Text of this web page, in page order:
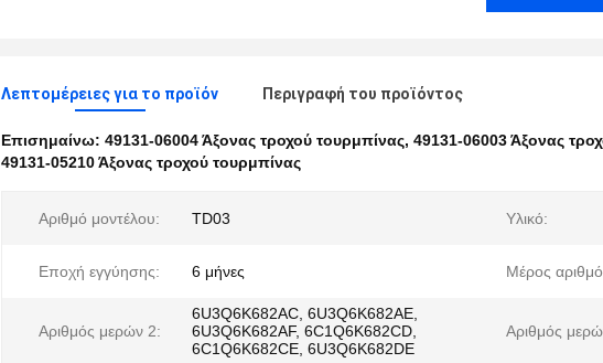
Λεπτομέρειες για το προϊόν Περιγραφή του προϊόντος
Επισημαίνω: 49131-06004 Άξονας τροχού τουρμπίνας, 49131-06003 Άξονας
49131-05210 Άξονας τροχού τουρμπίνας
Αριθμό μοντέλου: TD03 Υλικό:
Εποχή εγγύησης: 6 μήνες Μέρος
Αριθμός μερών 2:
6U3Q6K682AC, 6U3Q6K682AE,
6U3Q6K682AF, 6C1Q6K682CD,
6C1Q6K682CE, 6U3Q6K682DE
Αριθμός